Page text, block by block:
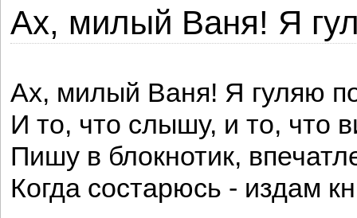
Ах, милый Ваня! Я
Ах, милый Ваня! Я гуляю
И то, что слышу, и то, что
Пишу в блокнотик,
Когда состарюсь - издам